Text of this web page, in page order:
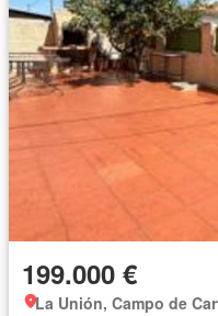
199.000 €
La Unión, Campo de